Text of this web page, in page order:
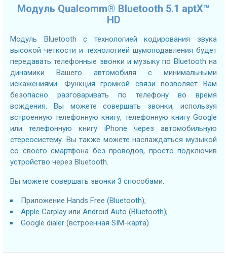
Модуль Qualcomm® Bluetooth 5.1 aptX™
HD
Модуль Bluetooth с технологией кодирования звука
высокой четкости и технологией шумоподавления будет
передавать телефонные звонки и музыку по Bluetooth на
динамики Вашего автомобиля с минимальными
искажениями. Функция громкой связи позволяет Вам
безопасно разговаривать по телефону во время
вождения. Вы можете совершать звонки, используя
встроенную телефонную книгу, телефонную книгу Google
или телефонную книгу iPhone через автомобильную
стереосистему. Вы также можете наслаждаться музыкой
со своего смартфона без проводов, просто подключив
устройство через Bluetooth.
Вы можете совершать звонки 3 способами:
Приложение Hands Free (Bluetooth);
Apple Carplay или Android Auto (Bluetooth);
Google dialer (встроенная SIM-карта).